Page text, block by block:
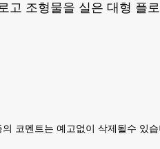
고 조형물을 실은 대형 플
코멘트는 예고없이 삭제될수 있